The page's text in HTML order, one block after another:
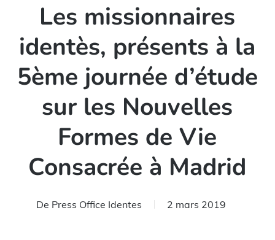
Les missionnaires
identès, présents à la
5ème journée d’étude
sur les Nouvelles
Formes de Vie
Consacrée à Madrid
De Press Office Identes 2 mars 2019